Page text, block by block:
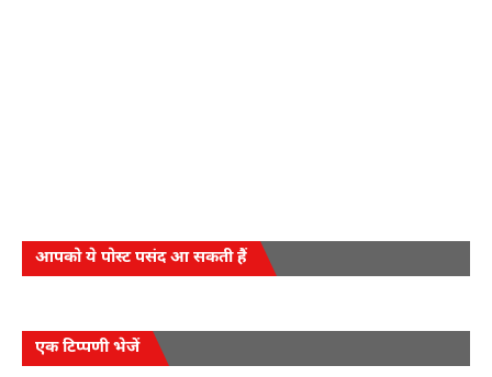
आपको ये पोस्ट पसंद आ सकती हैं
एक टिप्पणी भेजें